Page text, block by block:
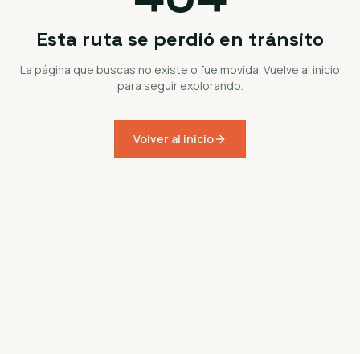
Esta ruta se perdió en tránsito
La página que buscas no existe o fue movida. Vuelve al inicio
para seguir explorando.
Volver al inicio